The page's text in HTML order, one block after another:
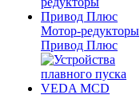
Мотор-редукторы
Привод Плюс